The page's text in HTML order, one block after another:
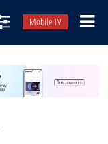
Mobile TV